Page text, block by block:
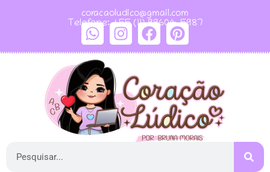
coracaoludico@gmail.com
Telefone: +55 (11) 99604-5987